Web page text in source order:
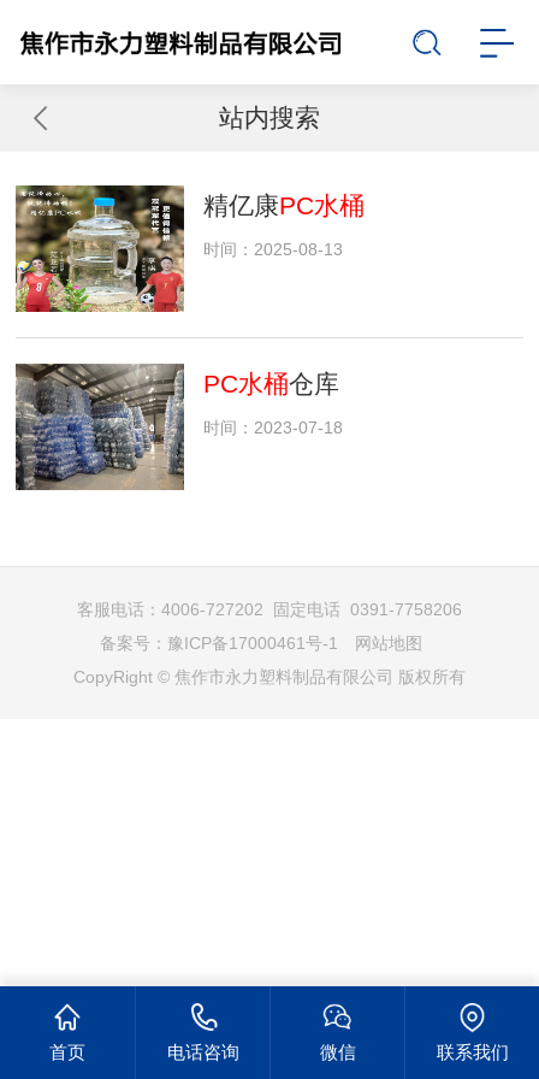
站内搜索
精亿康PC水桶
时间：2025-08-13
PC水桶仓库
时间：2023-07-18
客服电话：4006-727202 固定电话 0391-7758206
备案号： 豫ICP备17000461号-1
网站地图
CopyRight © 焦作市永力塑料制品有限公司 版权所有
首页 电话咨询 微信 联系我们